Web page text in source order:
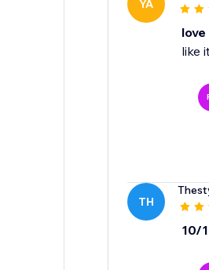
YA
like
TH
10/